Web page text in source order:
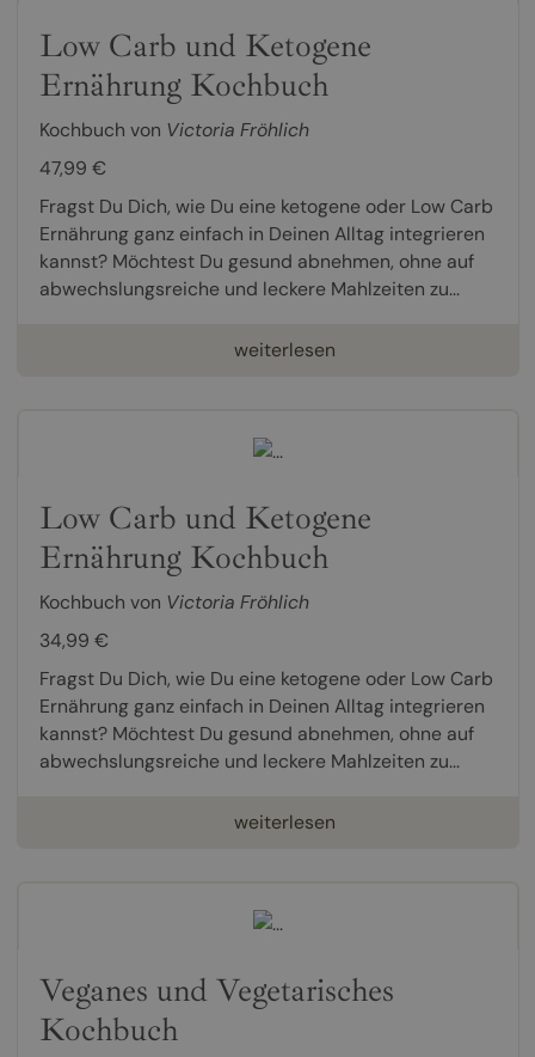
Low Carb und Ketogene
Ernährung Kochbuch
Kochbuch von Victoria Fröhlich
47,99 €
Fragst Du Dich, wie Du eine ketogene oder Low Carb
Ernährung ganz einfach in Deinen Alltag integrieren
kannst? Möchtest Du gesund abnehmen, ohne auf
abwechslungsreiche und leckere Mahlzeiten zu...
weiterlesen
Low Carb und Ketogene
Ernährung Kochbuch
Kochbuch von Victoria Fröhlich
34,99 €
Fragst Du Dich, wie Du eine ketogene oder Low Carb
Ernährung ganz einfach in Deinen Alltag integrieren
kannst? Möchtest Du gesund abnehmen, ohne auf
abwechslungsreiche und leckere Mahlzeiten zu...
weiterlesen
Veganes und Vegetarisches
Kochbuch